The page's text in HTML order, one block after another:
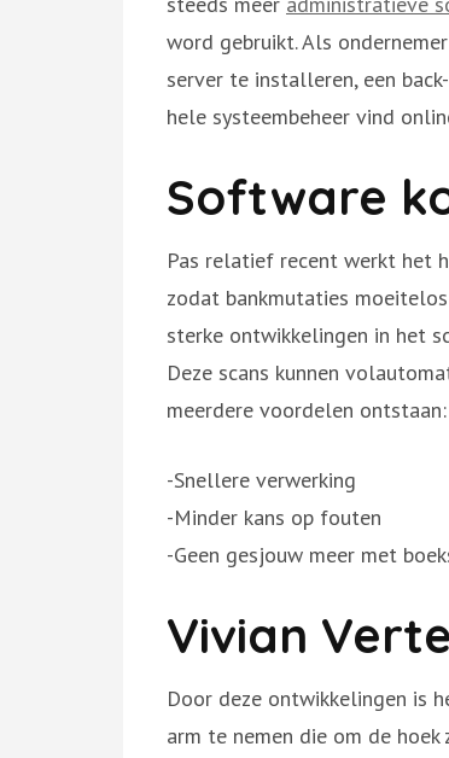
word gebruikt. Als
server te installeren, een
hele systeembeheer vind
Software
Pas relatief recent werkt het
zodat bankmutaties
sterke ontwikkelingen in het
Deze scans kunnen
meerdere voordelen ontstaan:
-Snellere verwerking
-Minder kans op fouten
-Geen gesjouw meer met
Vivian
Door deze ontwikkelingen is
arm te nemen die om de